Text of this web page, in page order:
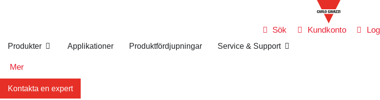
Sök Kundkonto
Produkter Applikationer Produktfördjupningar Service & Support
Mer
Kontakta en expert